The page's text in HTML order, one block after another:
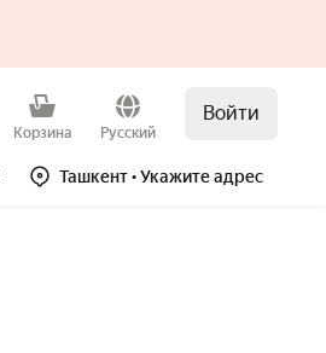
Корзина Русский
Войти
Ташкент• Укажите адрес